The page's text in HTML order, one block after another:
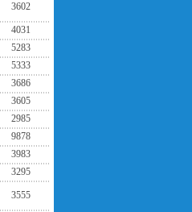
3602
4031
5283
5333
3686
3605
2985
9878
3983
3295
3555